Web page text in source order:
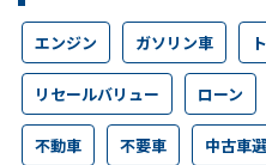
エンジン ガソリン車
リセールバリュー ローン
不動車 不要車 中古車